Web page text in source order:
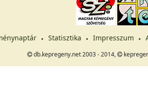
Statisztika Impresszum
db.kepregeny.net 2003 - 2014,